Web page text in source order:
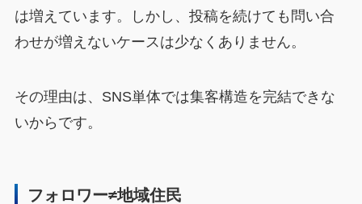
は増えています。しかし、投稿を続けても問い合
わせが増えないケースは少なくありません。
その理由は、SNS単体では集客構造を完結できな
いからです。
フォロワー≠地域住民